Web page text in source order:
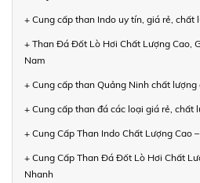
+ Cung cấp than Indo uy tín, giá rẻ, chất
+ Than Đá Đốt Lò Hơi Chất Lượng Cao,
Nam
+ Cung cấp than Quảng Ninh chất
+ Cung cấp than đá các loại giá rẻ, chất
+ Cung Cấp Than Indo Chất Lượng Cao
+ Cung Cấp Than Đá Đốt Lò Hơi Chất
Nhanh